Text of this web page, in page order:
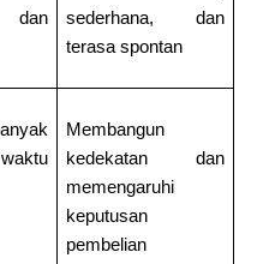
dan
sederhana, dan
terasa spontan
Membangun
kedekatan dan
memengaruhi
keputusan
pembelian